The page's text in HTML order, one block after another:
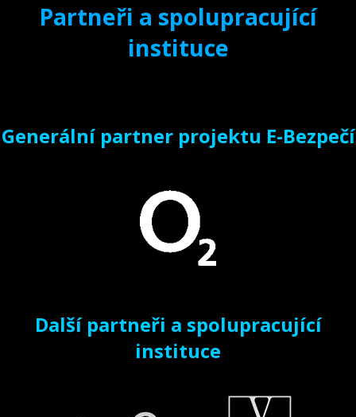
Partneři a spolupracující
instituce
Generální partner projektu E-Bezpečí
Další partneři a spolupracující
instituce